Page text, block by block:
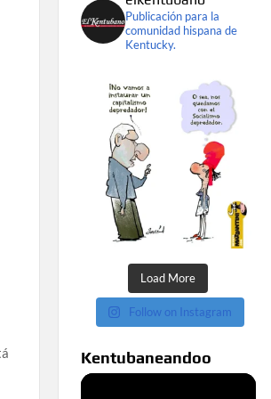
Publicación para la
comunidad hispana de
Kentucky.
Load More
Follow on Instagram
Kentubaneandoo